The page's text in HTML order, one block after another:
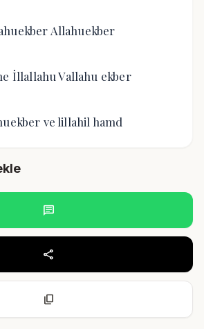
Allahuekber
İllallahu Vallahu ekber
ve lillahil hamd
chat
share
content_copy